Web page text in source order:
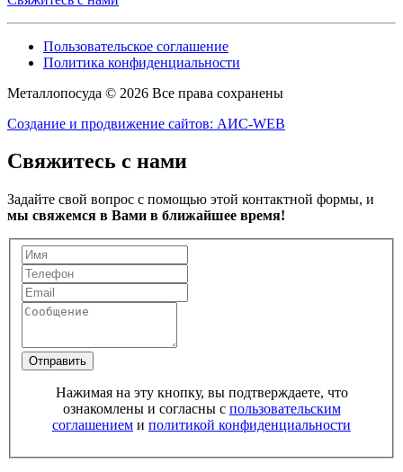
Пользовательское соглашение
Политика конфиденциальности
Металлопосуда © 2026 Все права сохранены
Создание и продвижение сайтов: АИС-WEB
Свяжитесь с нами
Задайте свой вопрос с помощью этой контактной формы, и
мы свяжемся в Вами в ближайшее время!
Отправить
Нажимая на эту кнопку, вы подтверждаете, что
ознакомлены и согласны с пользовательским
соглашением и политикой конфиденциальности